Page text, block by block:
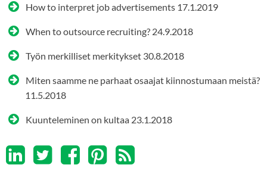
How to interpret job advertisements 17.1.2019
When to outsource recruiting? 24.9.2018
Työn merkilliset merkitykset 30.8.2018
Miten saamme ne parhaat osaajat kiinnostumaan meistä?
11.5.2018
Kuunteleminen on kultaa 23.1.2018